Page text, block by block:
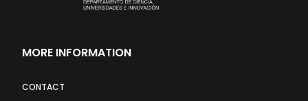
MORE INFORMATION
CONTACT